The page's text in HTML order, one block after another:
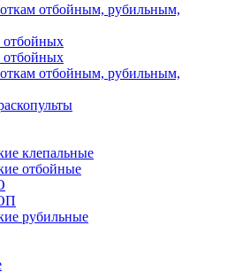
отбойным, рубильным,
отбойных
отбойных
отбойным, рубильным,
клепальные
отбойные
рубильные